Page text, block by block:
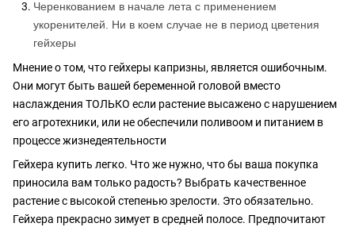
Черенкованием в начале лета с применением
укоренителей. Ни в коем случае не в период цветения
гейхеры
Мнение о том, что гейхеры капризны, является ошибочным.
Они могут быть вашей беременной головой вместо
наслаждения ТОЛЬКО если растение высажено с нарушением
его агротехники, или не обеспечили поливоом и питанием в
процессе жизнедеятельности
Гейхера купить легко. Что же нужно, что бы ваша покупка
приносила вам только радость? Выбрать качественное
растение с высокой степенью зрелости. Это обязательно.
Гейхера прекрасно зимует в средней полосе. Предпочитают